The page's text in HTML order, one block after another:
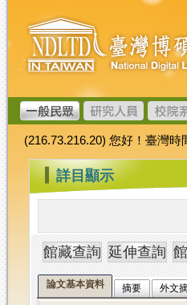
跳
到
主
要
內
容
臺
灣
博
碩
士
論
文
加
值
系
統
(216.73.216.20) 您好！臺灣時
::: 詳目顯示
論文基本資料 摘要 外文